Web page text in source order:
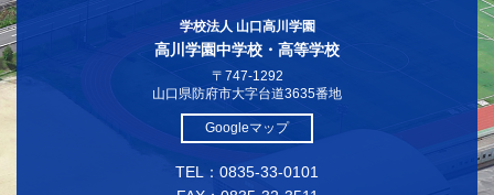
学校法人 山口高川学園
高川学園中学校・高等学校
〒747-1292
山口県防府市大字台道3635番地
Googleマップ
TEL：0835-33-0101